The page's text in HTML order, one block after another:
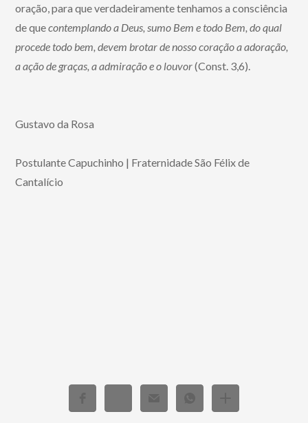
oração, para que verdadeiramente tenhamos a consciência
de quecontemplando a Deus, sumo Bem e todo Bem, do qual
procede todo bem, devem brotar de nosso coração a adoração,
a ação de graças, a admiração e o louvor(Const. 3,6).
Gustavo da Rosa
Postulante Capuchinho | Fraternidade São Félix de
Cantalício